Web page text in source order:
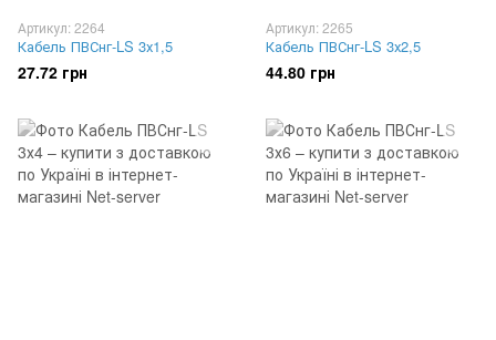
Артикул: 2264
Кабель ПВСнг-LS 3х1,5
27.72 грн
Артикул: 2265
Кабель ПВСнг-LS 3х2,5
44.80 грн